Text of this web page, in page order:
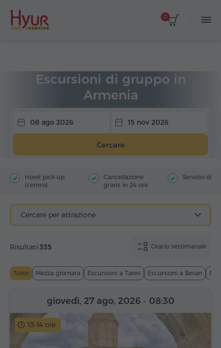
0
Escursioni di gruppo in
Armenia
08 ago 2026 15 nov 2026
Cercare
Hotel pick-up
(centro)
Cancellazione
gratis in 24 ore
Servizio di
Cercare per attrazione
Orario settimanale
Risultati:335
Tutto Mezza giornata Escursioni a Tatev Escursioni a Sevan
13-14 ore
giovedì, 27 ago, 2026 - 08:30